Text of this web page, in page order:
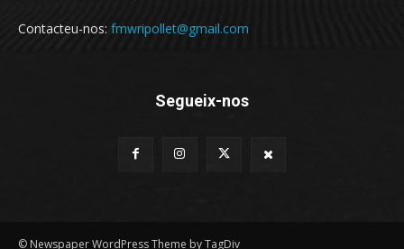
Contacteu-nos: fmwripollet@gmail.com
Segueix-nos
© Newspaper WordPress Theme by TagDiv